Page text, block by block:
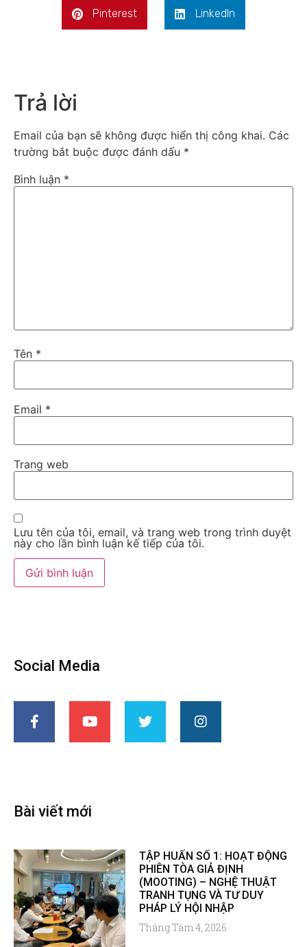
Pinterest LinkedIn
Trả lời
Email của bạn sẽ không được hiển thị công khai. Các
trường bắt buộc được đánh dấu *
Bình luận *
Tên *
Email *
Trang web
Lưu tên của tôi, email, và trang web trong trình duyệt
này cho lần bình luận kế tiếp của tôi.
Social Media
Bài viết mới
TẬP HUẤN SỐ 1: HOẠT ĐỘNG
PHIÊN TÒA GIẢ ĐỊNH
(MOOTING) – NGHỆ THUẬT
TRANH TỤNG VÀ TƯ DUY
PHÁP LÝ HỘI NHẬP
Tháng Tám 4, 2026